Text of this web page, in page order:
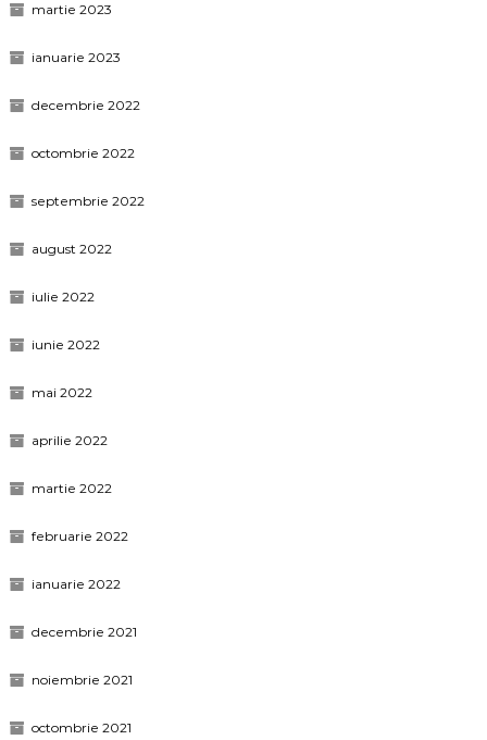
martie 2023
ianuarie 2023
decembrie 2022
octombrie 2022
septembrie 2022
august 2022
iulie 2022
iunie 2022
mai 2022
aprilie 2022
martie 2022
februarie 2022
ianuarie 2022
decembrie 2021
noiembrie 2021
octombrie 2021